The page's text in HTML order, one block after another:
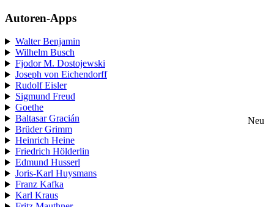
Autoren-Apps
Walter Benjamin
Wilhelm Busch
Fjodor M. Dostojewski
Joseph von Eichendorff
Rudolf Eisler
Sigmund Freud
Goethe
Baltasar Gracián
Neu
Brüder Grimm
Heinrich Heine
Friedrich Hölderlin
Edmund Husserl
Joris-Karl Huysmans
Franz Kafka
Karl Kraus